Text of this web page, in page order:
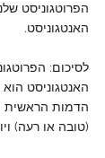
הפרוטגוניסט
האנטגוניסט.
לסיכום:
האנטגוניסט
הדמות הראשית
(טובה או רעה)